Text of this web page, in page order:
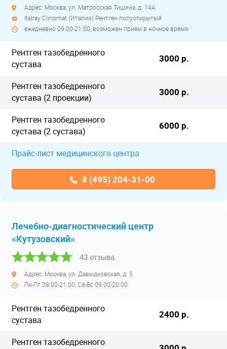
Адрес: Москва, ул. Матросская Тишина, д. 14А
Italray Clinomat (Италия) Рентген полуоткрытый
ежедневно 09:00-21:00, возможен прием в ночное время
Рентген тазобедренного
сустава
3000 р.
Рентген тазобедренного
сустава (2 проекции)
3000 р.
Рентген тазобедренного
сустава (2 сустава)
6000 р.
Прайс-лист медицинского центра
8 (495) 204-31-00
Лечебно-диагностический центр
«Кутузовский»
43 отзыва
Адрес: Москва, ул. Давыдковская, д. 5
Пн-Пт 08:00-21:00, Сб-Вс 09:00-20:00
Рентген тазобедренного
сустава
2400 р.
Рентген тазобедренного